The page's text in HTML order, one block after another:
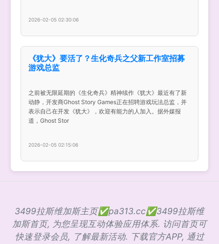
2026-02-05 02:30:06
《犹大》要活了？生化奇兵之父新工作室招募
游戏总监
之前被无限延期的《生化奇兵》精神续作《犹大》最近有了新
动静，开发商Ghost Story Games正在招聘游戏玩法总监，并
表示自己在开发《犹大》，欢迎有能力的人加入。据外媒报
道，Ghost Stor
2026-02-05 02:15:06
3499拉斯维加斯主页✅pa313.cc✅3499拉斯维
加斯首页, 为您呈现互动体验应用体系. 访问首页可
快速登录会员, 了解最新活动. 下载官方APP, 通过